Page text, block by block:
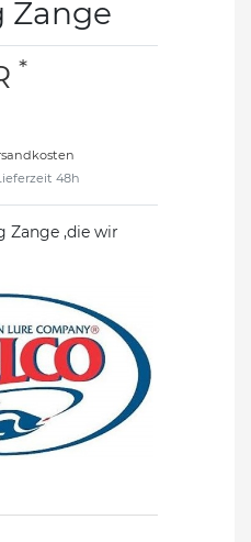
Zange
*
48h
Zange ,die wir